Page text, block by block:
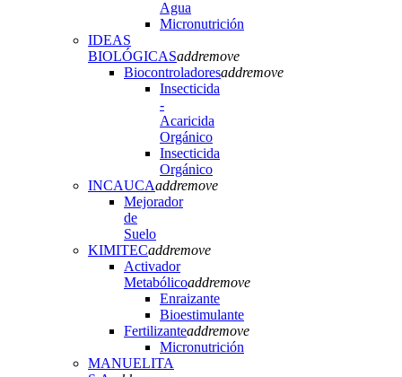
Agua
Micronutrición
IDEAS
BIOLÓGICASaddremove
Biocontroladoresaddremove
Insecticida
-
Acaricida
Orgánico
Insecticida
Orgánico
INCAUCAaddremove
Mejorador
de
Suelo
KIMITECaddremove
Activador
Metabólicoaddremove
Enraizante
Bioestimulante
Fertilizanteaddremove
Micronutrición
MANUELITA